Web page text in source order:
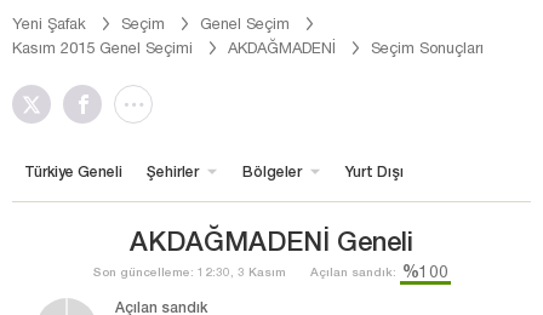
Yeni Şafak Seçim
Genel Seçim
Kasım 2015 Genel Seçimi
AKDAĞMADENİ Seçim Sonuçları
Türkiye Geneli Şehirler Bölgeler Yurt Dışı
AKDAĞMADENİ Geneli
Son güncelleme: 12:30, 3 Kasım Açılan sandık: %100
Açılan sandık